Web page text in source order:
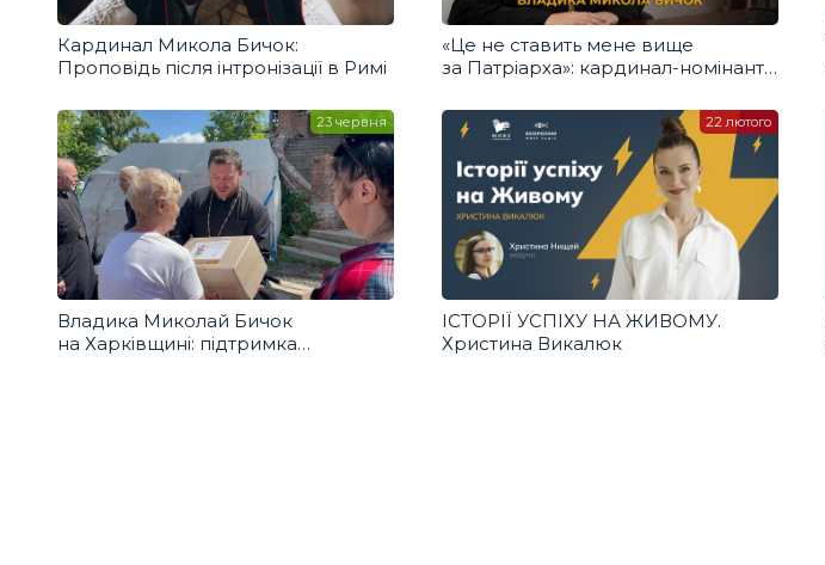
Кардинал Микола Бичок:
Проповідь після інтронізації в Римі
«Це не ставить мене вище
за Патріарха»: кардинал-номінант
призначення
Владика Миколай Бичок
на Харківщині: підтримка
23 червня
ІСТОРІЇ УСПІХУ НА ЖИВОМУ.
Христина Викалюк
22 лютого